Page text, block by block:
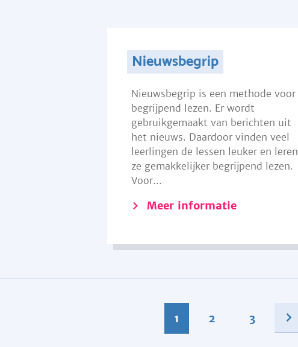
Nieuwsbegrip
Nieuwsbegrip is een methode voor
begrijpend lezen. Er wordt
gebruikgemaakt van berichten uit
het nieuws. Daardoor vinden veel
leerlingen de lessen leuker en leren
ze gemakkelijker begrijpend lezen.
Voor...
Meer informatie
1 2 3